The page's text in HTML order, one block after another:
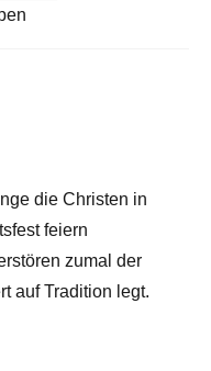
die Christen in
feiern
zumal der
auf Tradition legt.